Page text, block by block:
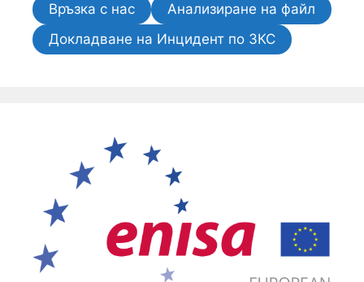
Връзка с нас
Анализиране на файл
Докладване на Инцидент по ЗКС